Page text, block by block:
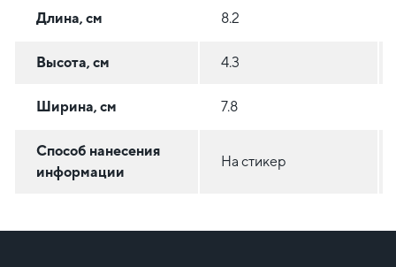
Длина, см 8.2
Высота, см 4.3
Ширина, см 7.8
Способ нанесения
информации
На стикер